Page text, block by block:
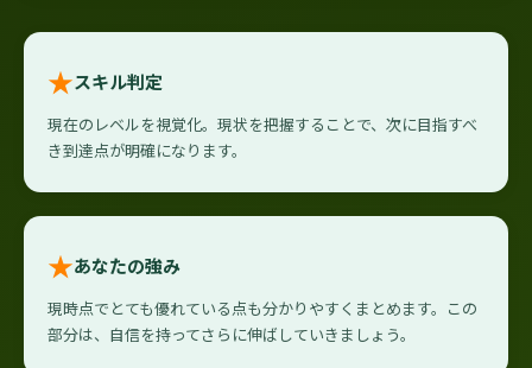
★スキル判定
現在のレベルを視覚化。現状を把握することで、次に目指すべ
き到達点が明確になります。
★あなたの強み
現時点でとても優れている点も分かりやすくまとめます。この
部分は、自信を持ってさらに伸ばしていきましょう。